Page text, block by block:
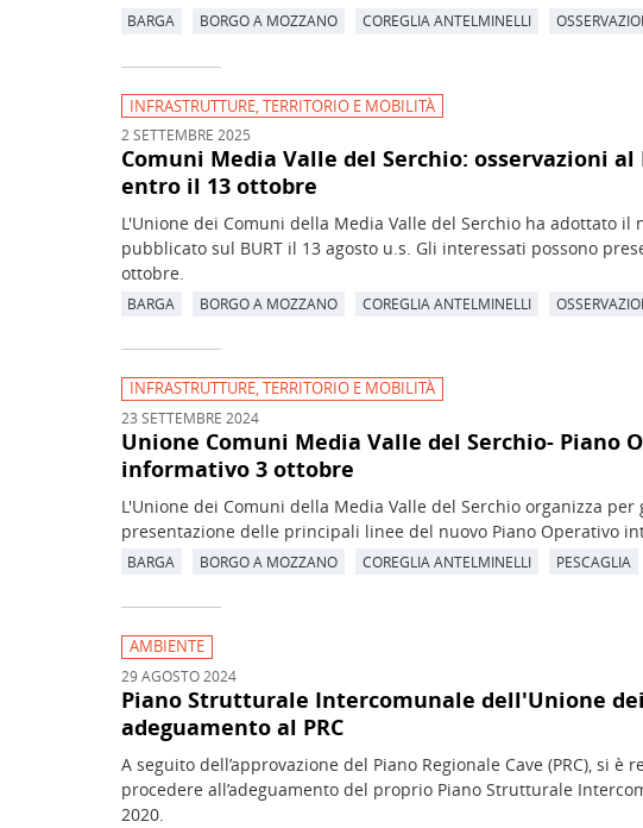
BARGA BORGO A MOZZANO COREGLIA ANTELMINELLI
INFRASTRUTTURE, TERRITORIO E MOBILITÀ
2 SETTEMBRE 2025
Comuni Media Valle del Serchio: osservazioni
entro il 13 ottobre
L'Unione dei Comuni della Media Valle del Serchio ha adottato il
pubblicato sul BURT il 13 agosto u.s. Gli interessati possono
ottobre.
BARGA BORGO A MOZZANO COREGLIA ANTELMINELLI
INFRASTRUTTURE, TERRITORIO E MOBILITÀ
23 SETTEMBRE 2024
Unione Comuni Media Valle del Serchio-
informativo 3 ottobre
L'Unione dei Comuni della Media Valle del Serchio organizza
presentazione delle principali linee del nuovo Piano Operativo
BARGA BORGO A MOZZANO COREGLIA ANTELMINELLI PESCAGLIA
AMBIENTE
29 AGOSTO 2024
Piano Strutturale Intercomunale dell'Unione
adeguamento al PRC
A seguito dell’approvazione del Piano Regionale Cave (PRC), si
procedere all’adeguamento del proprio Piano Strutturale
2020.